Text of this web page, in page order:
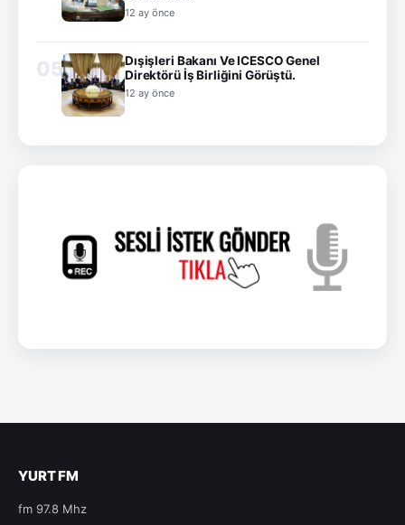
12 ay önce
05
Dışişleri Bakanı Ve ICESCO Genel
Direktörü İş Birliğini Görüştü.
12 ay önce
YURT FM
fm 97.8 Mhz